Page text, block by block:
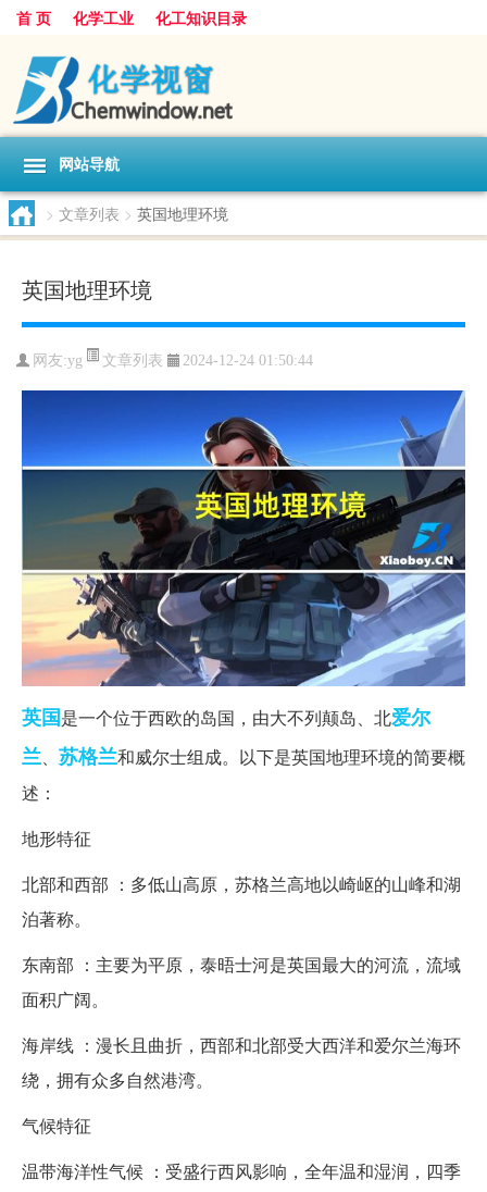
首 页 化学工业 化工知识目录
网站导航
> 文章列表 > 英国地理环境
英国地理环境
网友:yg 文章列表 2024-12-24 01:50:44
英国是一个位于西欧的岛国，由大不列颠岛、北爱尔
兰、 苏格兰和威尔士组成。以下是英国地理环境的简要概
述：
地形特征
北部和西部 ：多低山高原，苏格兰高地以崎岖的山峰和湖
泊著称。
东南部 ：主要为平原，泰晤士河是英国最大的河流，流域
面积广阔。
海岸线 ：漫长且曲折，西部和北部受大西洋和爱尔兰海环
绕，拥有众多自然港湾。
气候特征
温带海洋性气候 ：受盛行西风影响，全年温和湿润，四季